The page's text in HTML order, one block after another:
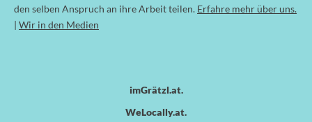
den selben Anspruch an ihre Arbeit teilen. Erfahre mehr über uns.
| Wir in den Medien
imGrätzl.at
WeLocally.at